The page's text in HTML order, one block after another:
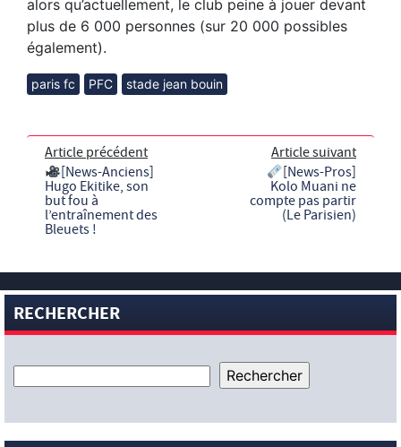
alors qu’actuellement, le club peine à jouer devant
plus de 6 000 personnes (sur 20 000 possibles
également).
paris fc PFC stade jean bouin
Article précédent
[News-Anciens]
Hugo Ekitike, son
but fou à
l’entraînement des
Bleuets !
Article suivant
[News-Pros]
Kolo Muani ne
compte pas partir
(Le Parisien)
RECHERCHER